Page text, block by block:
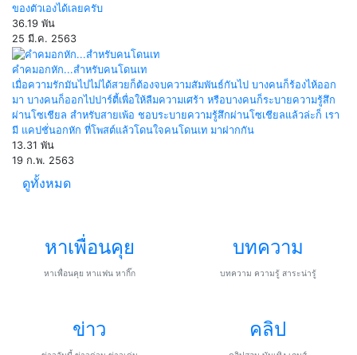
ของตัวเองได้เลยครับ
36.19 พัน
25 มี.ค. 2563
คำคมอกหัก...สำหรับคนโดนเท
เมื่อความรักมันไปไม่ได้สวยก็ต้องจบความสัมพันธ์กันไป บางคนก็ร้องไห้ออก
มา บางคนก็ออกไปปาร์ตี้เพื่อให้ลืมความเศร้า หรือบางคนก็ระบายความรู้สึก
ผ่านโซเชียล สำหรับสายเพ้อ ชอบระบายความรู้สึกผ่านโซเชียลแล้วล่ะก็ เรา
มี แคปชั่นอกหัก ที่โพสต์แล้วโดนใจคนโดนเท มาฝากกัน
13.31 พัน
19 ก.พ. 2563
ดูทั้งหมด
หาเพื่อนคุย
หาเพื่อนคุย หาแฟน หากิ๊ก
บทความ
บทความ ความรู้ สาระน่ารู้
ข่าว คลิป